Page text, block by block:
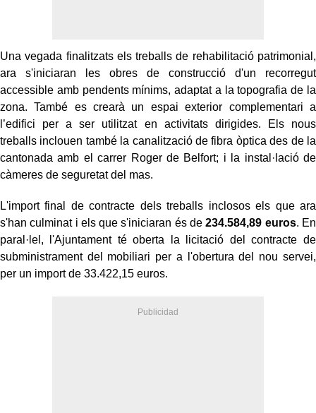
Una vegada finalitzats els treballs de rehabilitació patrimonial,
ara s'iniciaran les obres de construcció d'un recorregut
accessible amb pendents mínims, adaptat a la topografia de la
zona. També es crearà un espai exterior complementari a
l’edifici per a ser utilitzat en activitats dirigides. Els nous
treballs inclouen també la canalització de fibra òptica des de la
cantonada amb el carrer Roger de Belfort; i la instal·lació de
càmeres de seguretat del mas.
L'import final de contracte dels treballs inclosos els que ara
s'han culminat i els que s'iniciaran és de234.584,89 euros. En
paral·lel, l'Ajuntament té oberta la licitació del contracte de
subministrament del mobiliari per a l'obertura del nou servei,
per un import de 33.422,15 euros.